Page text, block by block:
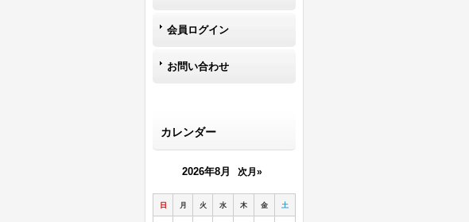
会員ログイン
お問い合わせ
カレンダー
2026年8月 次月»
日 月 火 水 木 金 土